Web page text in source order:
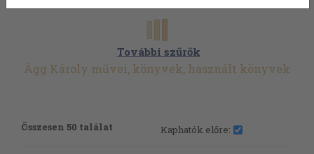
További szűrők
Ágg Károly művei, könyvek, használt könyvek
Összesen 50 találat Kaphatók előre: